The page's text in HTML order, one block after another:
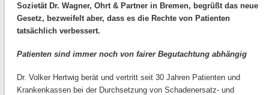
Sozietät Dr. Wagner, Ohrt & Partner in Bremen, begrüßt das neue
Gesetz, bezweifelt aber, dass es die Rechte von Patienten
tatsächlich verbessert.
Patienten sind immer noch von fairer Begutachtung abhängig
Dr. Volker Hertwig berät und vertritt seit 30 Jahren Patienten und
Krankenkassen bei der Durchsetzung von Schadenersatz- und